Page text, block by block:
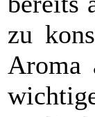
zu
Aroma